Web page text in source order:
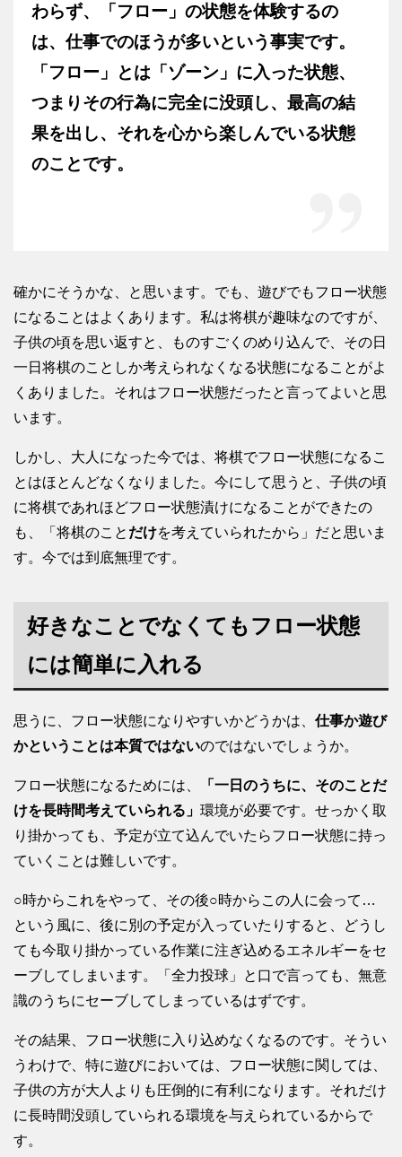
わらず、「フロー」の状態を体験するの
は、仕事でのほうが多いという事実です。
「フロー」とは「ゾーン」に入った状態、
つまりその行為に完全に没頭し、最高の結
果を出し、それを心から楽しんでいる状態
のことです。
確かにそうかな、と思います。でも、遊びでもフロー状態
になることはよくあります。私は将棋が趣味なのですが、
子供の頃を思い返すと、ものすごくのめり込んで、その日
一日将棋のことしか考えられなくなる状態になることがよ
くありました。それはフロー状態だったと言ってよいと思
います。
しかし、大人になった今では、将棋でフロー状態になるこ
とはほとんどなくなりました。今にして思うと、子供の頃
に将棋であれほどフロー状態漬けになることができたの
も、「将棋のこと だけを考えていられたから」だと思いま
す。今では到底無理です。
好きなことでなくてもフロー状態
には簡単に入れる
思うに、フロー状態になりやすいかどうかは、 仕事か遊び
かということは本質ではないのではないでしょうか。
フロー状態になるためには、
「一日のうちに、そのことだ
けを長時間考えていられる」 環境が必要です。せっかく取
り掛かっても、予定が立て込んでいたらフロー状態に持っ
ていくことは難しいです。
○時からこれをやって、その後○時からこの人に会って…
という風に、後に別の予定が入っていたりすると、どうし
ても今取り掛かっている作業に注ぎ込めるエネルギーをセ
ーブしてしまいます。「全力投球」と口で言っても、無意
識のうちにセーブしてしまっているはずです。
その結果、フロー状態に入り込めなくなるのです。そうい
うわけで、特に遊びにおいては、フロー状態に関しては、
子供の方が大人よりも圧倒的に有利になります。それだけ
に長時間没頭していられる環境を与えられているからで
す。